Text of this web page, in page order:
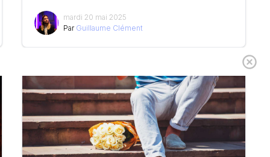
mardi 20 mai 2025
Par Guillaume Clément